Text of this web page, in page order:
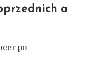
a
po